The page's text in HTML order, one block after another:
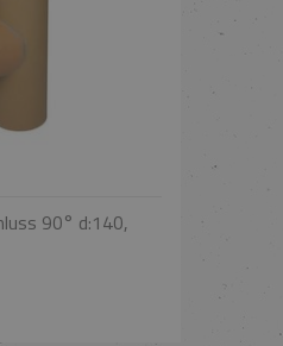
90° d:140,